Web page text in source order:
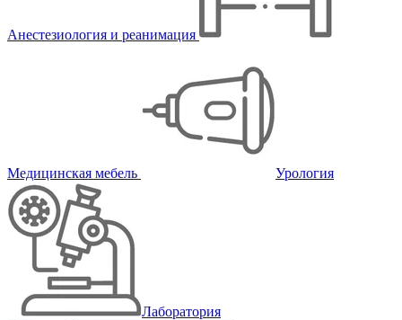
Анестезиология и реанимация
Медицинская мебель Урология
Лаборатория